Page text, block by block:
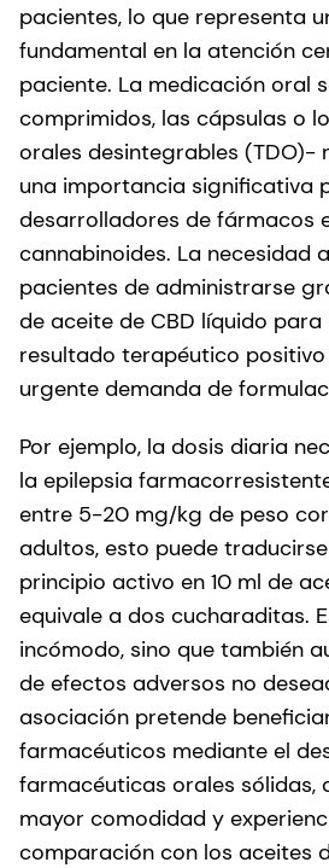
pacientes, lo que representa
fundamental en la atención
paciente. La medicación oral
comprimidos, las cápsulas o
orales desintegrables (TDO)-
una importancia significativa
desarrolladores de fármacos
cannabinoides. La necesidad
pacientes de administrarse
de aceite de CBD líquido
resultado terapéutico
urgente demanda de
Por ejemplo, la dosis diaria
la epilepsia
entre 5-20 mg/kg de peso
adultos, esto puede
principio activo en 10 ml de
equivale a dos cucharaditas.
incómodo, sino que también
de efectos adversos no
asociación pretende
farmacéuticos mediante el
farmacéuticas orales sólidas,
mayor comodidad y
comparación con los aceites